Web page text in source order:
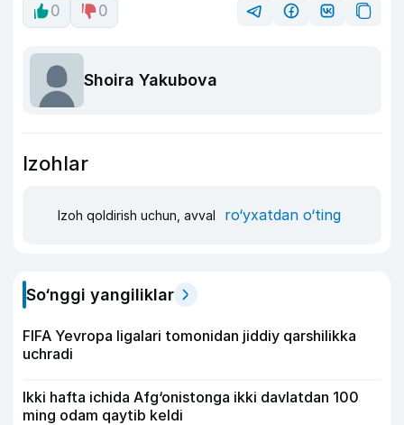
0 0
Shoira Yakubova
Izohlar
Izoh qoldirish uchun, avval ro‘yxatdan o‘ting
So‘nggi yangiliklar
FIFA Yevropa ligalari tomonidan jiddiy qarshilikka
uchradi
Ikki hafta ichida Afg‘onistonga ikki davlatdan 100
ming odam qaytib keldi